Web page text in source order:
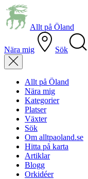
Allt på Öland
Nära mig Sök
Allt på Öland
Nära mig
Kategorier
Platser
Växter
Sök
Om alltpaoland.se
Hitta på karta
Artiklar
Blogg
Orkidéer